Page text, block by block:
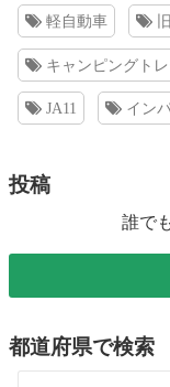
軽自動車
キャンピングト
JA11 イン
投稿
誰で
都道府県で検索